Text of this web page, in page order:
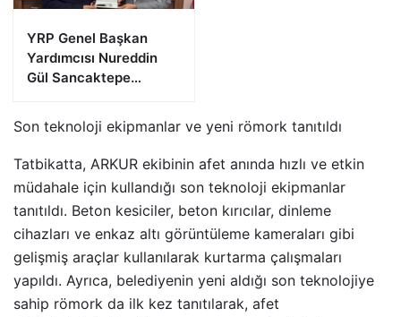
YRP Genel Başkan
Yardımcısı Nureddin
Gül Sancaktepe
Geldi
Son teknoloji ekipmanlar ve yeni römork tanıtıldı
Tatbikatta, ARKUR ekibinin afet anında hızlı ve etkin
müdahale için kullandığı son teknoloji ekipmanlar
tanıtıldı. Beton kesiciler, beton kırıcılar, dinleme
cihazları ve enkaz altı görüntüleme kameraları gibi
gelişmiş araçlar kullanılarak kurtarma çalışmaları
yapıldı. Ayrıca, belediyenin yeni aldığı son teknolojiye
sahip römork da ilk kez tanıtılarak, afet